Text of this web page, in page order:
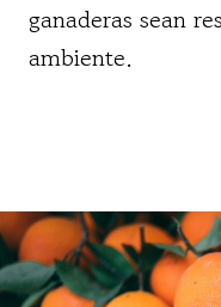
ganaderas sean
ambiente.